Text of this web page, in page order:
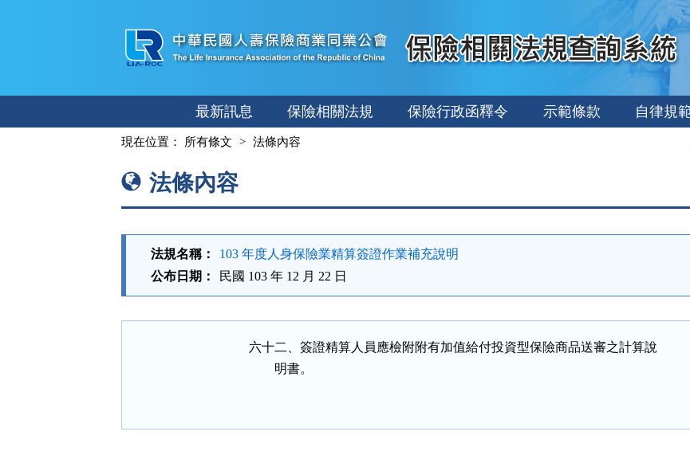
容
最新訊息 保險相關法規 保險行政函釋令 示範條款 自律規
現在位置： 所有條文 法條內容
法條內容
法規名稱：
103 年度人身保險業精算簽證作業補充說明
公布日期：
民國 103 年 12 月 22 日
六十二、簽證精算人員應檢附附有加值給付投資型保險商品送審之計算說
        明書。